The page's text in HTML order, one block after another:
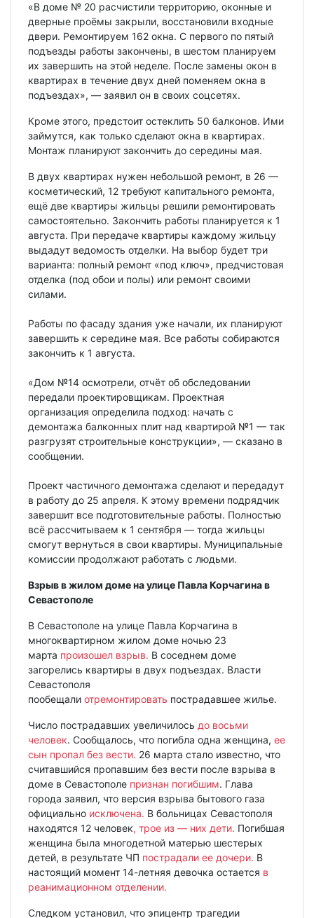
«В доме № 20 расчистили территорию, оконные и
дверные проёмы закрыли, восстановили входные
двери. Ремонтируем 162 окна. С первого по пятый
подъезды работы закончены, в шестом планируем
их завершить на этой неделе. После замены окон в
квартирах в течение двух дней поменяем окна в
подъездах», — заявил он в своих соцсетях.
Кроме этого, предстоит остеклить 50 балконов. Ими
займутся, как только сделают окна в квартирах.
Монтаж планируют закончить до середины мая.
В двух квартирах нужен небольшой ремонт, в 26 —
косметический, 12 требуют капитального ремонта,
ещё две квартиры жильцы решили ремонтировать
самостоятельно. Закончить работы планируется к 1
августа. При передаче квартиры каждому жильцу
выдадут ведомость отделки. На выбор будет три
варианта: полный ремонт «под ключ», предчистовая
отделка (под обои и полы) или ремонт своими
силами.
Работы по фасаду здания уже начали, их планируют
завершить к середине мая. Все работы собираются
закончить к 1 августа.
«Дом №14 осмотрели, отчёт об обследовании
передали проектировщикам. Проектная
организация определила подход: начать с
демонтажа балконных плит над квартирой №1 — так
разгрузят строительные конструкции», — сказано в
сообщении.
Проект частичного демонтажа сделают и передадут
в работу до 25 апреля. К этому времени подрядчик
завершит все подготовительные работы. Полностью
всё рассчитываем к 1 сентября — тогда жильцы
смогут вернуться в свои квартиры. Муниципальные
комиссии продолжают работать с людьми.
Взрыв в жилом доме на улице Павла Корчагина в
Севастополе
В Севастополе на улице Павла Корчагина в
многоквартирном жилом доме ночью 23
марта произошел взрыв. В соседнем доме
загорелись квартиры в двух подъездах. Власти
Севастополя
пообещали отремонтировать пострадавшее жилье.
Число пострадавших увеличилось до восьми
человек. Сообщалось, что погибла одна женщина, ее
сын пропал без вести. 26 марта стало известно, что
считавшийся пропавшим без вести после взрыва в
доме в Севастополе признан погибшим. Глава
города заявил, что версия взрыва бытового газа
официально исключена. В больницах Севастополя
находятся 12 человек, трое из — них дети. Погибшая
женщина была многодетной матерью шестерых
детей, в результате ЧП пострадали ее дочери. В
настоящий момент 14-летняя девочка остается в
реанимационном отделении.
Следком установил, что эпицентр трагедии